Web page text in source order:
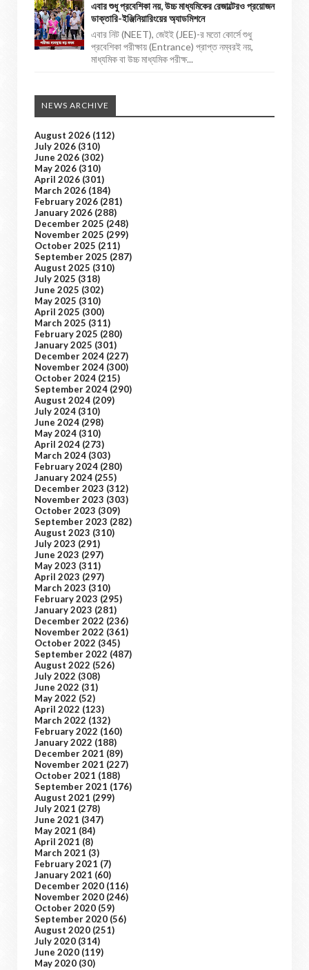
এবার শুধু প্রবেশিকা নয়, উচ্চ মাধ্যমিকের রেজাল্টেরও প্রয়োজন
ডাক্তারি-ইঞ্জিনিয়ারিংয়ের অ্যাডমিশনে
এবার নিট (NEET), জেইই (JEE)-র মতো কোর্সে শুধু
প্রবেশিকা পরীক্ষায় (Entrance) প্রাপ্ত নম্বরই নয়,
মাধ্যমিক বা উচ্চ মাধ্যমিক পরীক্ষ...
NEWS ARCHIVE
August 2026 (112)
July 2026 (310)
June 2026 (302)
May 2026 (310)
April 2026 (301)
March 2026 (184)
February 2026 (281)
January 2026 (288)
December 2025 (248)
November 2025 (299)
October 2025 (211)
September 2025 (287)
August 2025 (310)
July 2025 (318)
June 2025 (302)
May 2025 (310)
April 2025 (300)
March 2025 (311)
February 2025 (280)
January 2025 (301)
December 2024 (227)
November 2024 (300)
October 2024 (215)
September 2024 (290)
August 2024 (209)
July 2024 (310)
June 2024 (298)
May 2024 (310)
April 2024 (273)
March 2024 (303)
February 2024 (280)
January 2024 (255)
December 2023 (312)
November 2023 (303)
October 2023 (309)
September 2023 (282)
August 2023 (310)
July 2023 (291)
June 2023 (297)
May 2023 (311)
April 2023 (297)
March 2023 (310)
February 2023 (295)
January 2023 (281)
December 2022 (236)
November 2022 (361)
October 2022 (345)
September 2022 (487)
August 2022 (526)
July 2022 (308)
June 2022 (31)
May 2022 (52)
April 2022 (123)
March 2022 (132)
February 2022 (160)
January 2022 (188)
December 2021 (89)
November 2021 (227)
October 2021 (188)
September 2021 (176)
August 2021 (299)
July 2021 (278)
June 2021 (347)
May 2021 (84)
April 2021 (8)
March 2021 (3)
February 2021 (7)
January 2021 (60)
December 2020 (116)
November 2020 (246)
October 2020 (59)
September 2020 (56)
August 2020 (251)
July 2020 (314)
June 2020 (119)
May 2020 (30)